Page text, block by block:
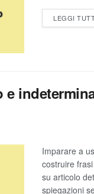
LEGGI
Imparare a
costruire
su articolo
spiegazioni